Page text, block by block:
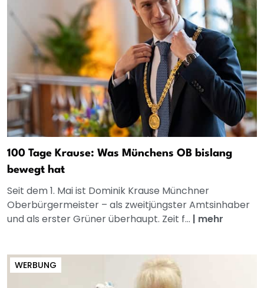
100 Tage Krause: Was Münchens OB bislang
bewegt hat
Seit dem 1. Mai ist Dominik Krause Münchner
Oberbürgermeister – als zweitjüngster Amtsinhaber
und als erster Grüner überhaupt. Zeit f... | mehr
WERBUNG